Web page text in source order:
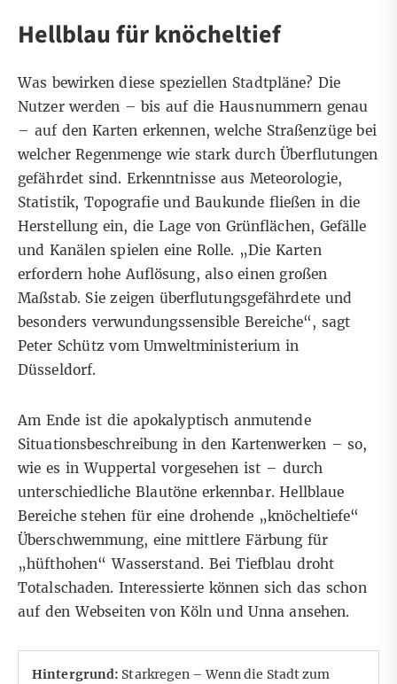
Hellblau für knöcheltief
Was bewirken diese speziellen Stadtpläne? Die
Nutzer werden – bis auf die Hausnummern genau
– auf den Karten erkennen, welche Straßenzüge bei
welcher Regenmenge wie stark durch Überflutungen
gefährdet sind. Erkenntnisse aus Meteorologie,
Statistik, Topografie und Baukunde fließen in die
Herstellung ein, die Lage von Grünflächen, Gefälle
und Kanälen spielen eine Rolle. „Die Karten
erfordern hohe Auflösung, also einen großen
Maßstab. Sie zeigen überflutungsgefährdete und
besonders verwundungssensible Bereiche“, sagt
Peter Schütz vom Umweltministerium in
Düsseldorf.
Am Ende ist die apokalyptisch anmutende
Situationsbeschreibung in den Kartenwerken – so,
wie es in Wuppertal vorgesehen ist – durch
unterschiedliche Blautöne erkennbar. Hellblaue
Bereiche stehen für eine drohende „knöcheltiefe“
Überschwemmung, eine mittlere Färbung für
„hüfthohen“ Wasserstand. Bei Tiefblau droht
Totalschaden. Interessierte können sich das schon
auf den Webseiten vonKölnundUnnaansehen.
Hintergrund: Starkregen – Wenn die Stadt zum